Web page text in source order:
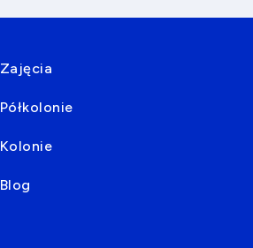
Zajęcia
Półkolonie
Kolonie
Blog